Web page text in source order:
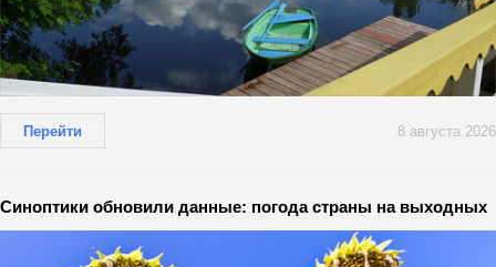
Перейти 8 августа 2026
Синоптики обновили данные: погода страны на выходных